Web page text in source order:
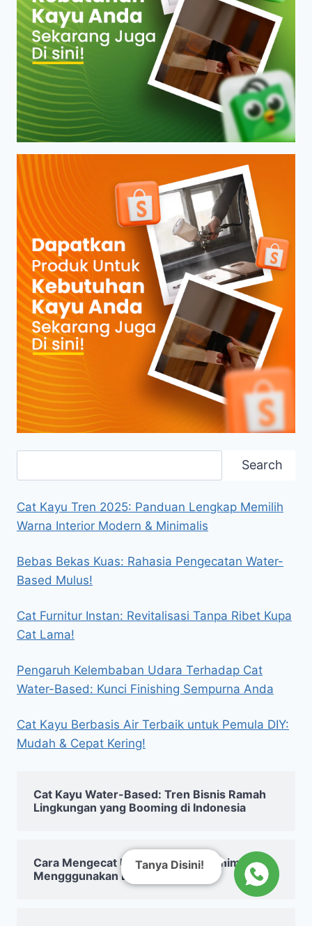
Search
Cat Kayu Tren 2025: Panduan Lengkap Memilih
Warna Interior Modern & Minimalis
Bebas Bekas Kuas: Rahasia Pengecatan Water-
Based Mulus!
Cat Furnitur Instan: Revitalisasi Tanpa Ribet Kupa
Cat Lama!
Pengaruh Kelembaban Udara Terhadap Cat
Water-Based: Kunci Finishing Sempurna Anda
Cat Kayu Berbasis Air Terbaik untuk Pemula DIY:
Mudah & Cepat Kering!
Cat Kayu Water-Based: Tren Bisnis Ramah
Lingkungan yang Booming di Indonesia
Cara Mengecat Ulang Rak Kayu Minimalis
Mengggunakan Biovarnish
Tanya Disini!